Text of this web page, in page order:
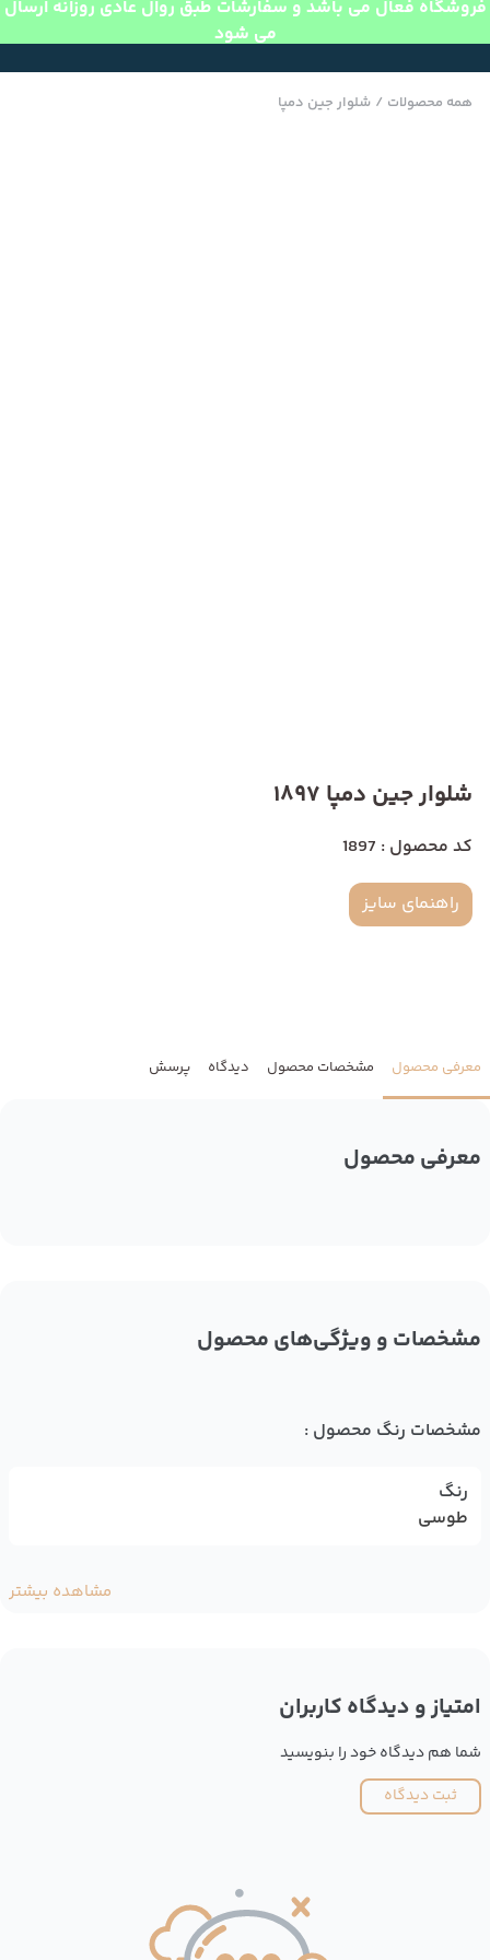
فروشگاه فعال می باشد و سفارشات طبق روال عادی روزانه ارسال
می شود
همه محصولات / شلوار جین دمپا
شلوار جین دمپا 1897
کد محصول : 1897
راهنمای سایز
معرفی محصول مشخصات محصول دیدگاه پرسش
معرفی محصول
مشخصات و ویژگی‌های محصول
مشخصات رنگ محصول :
رنگ
طوسی
مشاهده بیشتر
امتیاز و دیدگاه کاربران
شما هم دیدگاه خود را بنویسید
ثبت دیدگاه